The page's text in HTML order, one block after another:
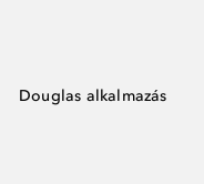
Douglas alkalmazás